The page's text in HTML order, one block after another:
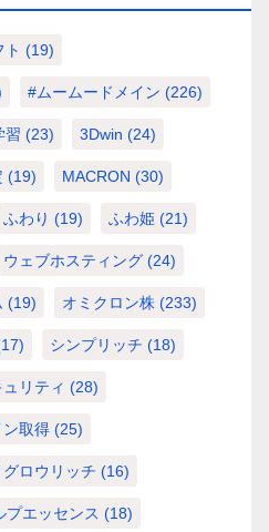
ト (19)
#ムームードメイン (226)
習 (23) 3Dwin (24)
(19) MACRON (30)
ふわり (19) ふわ姫 (21)
ウェブホスティング (24)
(19) オミクロン株 (233)
シンプリッチ (18)
リティ (28)
ン取得 (25)
ロウリッチ (16)
プエッセンス (18)